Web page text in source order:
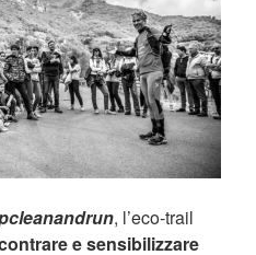
, l’eco-trail
e sensibilizzare